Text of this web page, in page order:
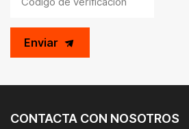
Enviar
CONTACTA CON NOSOTROS